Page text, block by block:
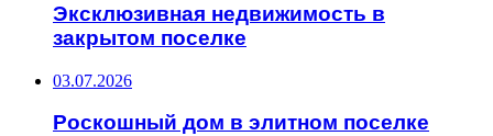
Эксклюзивная недвижимость в
закрытом поселке
03.07.2026
Роскошный дом в элитном поселке